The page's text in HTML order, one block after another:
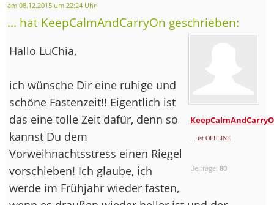
am 08.12.2015 um 22:24 Uhr
... hat KeepCalmAndCarryOn geschrieben:
... ist OFFLINE
Beiträge:80
Hallo LuChia,
ich wünsche Dir eine ruhige und
schöne Fastenzeit!! Eigentlich ist
das eine tolle Zeit dafür, denn so
kannst Du dem
Vorweihnachtsstress einen Riegel
vorschieben! Ich glaube, ich
werde im Frühjahr wieder fasten,